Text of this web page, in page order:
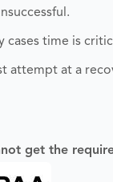
cases time is
attempt at a
get the